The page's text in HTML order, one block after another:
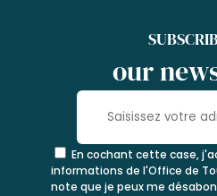
our
En cochant cette case,
informations de l'Office de
note que je peux me